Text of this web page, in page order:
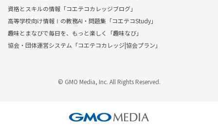
資格とスキルの情報「コエテコカレッジブログ」
高等学校向け情報Ⅰの教務AI・問題集「コエテコStudy」
趣味とまなびで毎日を、もっと楽しく「趣味なび」
協会・団体運営システム「コエテコカレッジ|協会プラン」
© GMO Media, Inc. All Rights Reserved.